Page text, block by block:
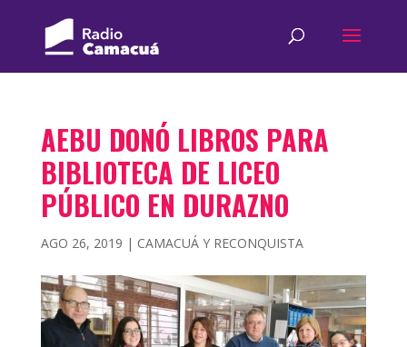
AEBU DONÓ LIBROS PARA
BIBLIOTECA DE LICEO
PÚBLICO EN DURAZNO
AGO 26, 2019 | CAMACUÁ Y RECONQUISTA